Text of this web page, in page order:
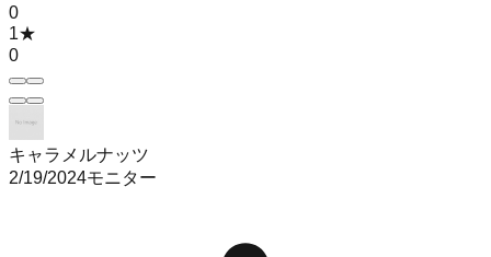
0
1★
0
キャラメルナッツ
2/19/2024モニター